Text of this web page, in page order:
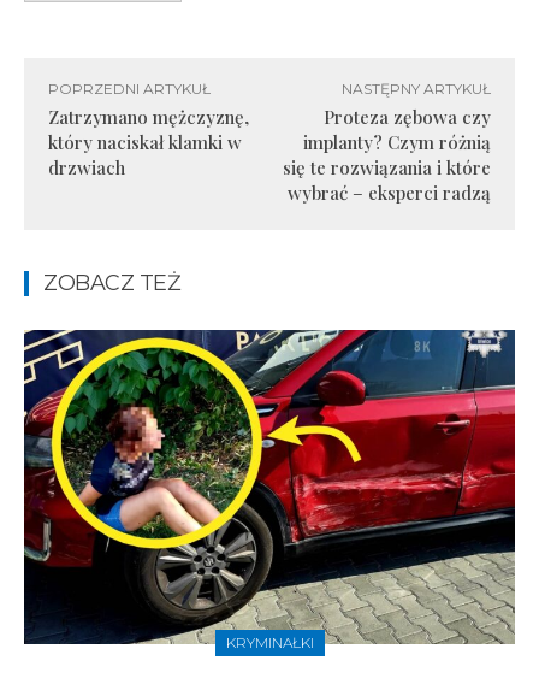
POPRZEDNI ARTYKUŁ
Zatrzymano mężczyznę,
który naciskał klamki w
drzwiach
NASTĘPNY ARTYKUŁ
Proteza zębowa czy
implanty? Czym różnią
się te rozwiązania i które
wybrać – eksperci radzą
ZOBACZ TEŻ
KRYMINAŁKI